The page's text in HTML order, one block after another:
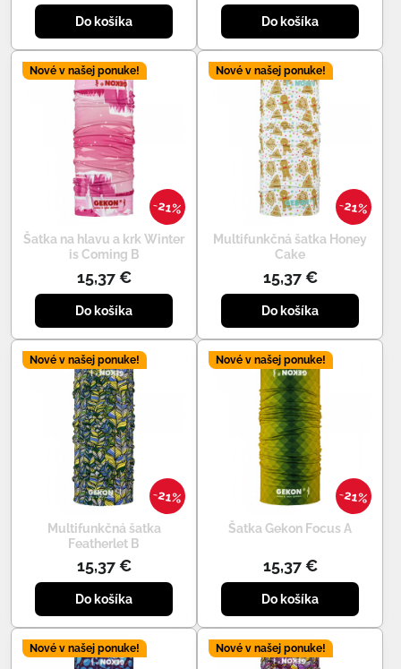
Do košíka Do košíka
21%
Nové v našej ponuke!
Šatka na hlavu a krk Winter
is Coming B
15,37 €
Do košíka
21%
Nové v našej ponuke!
Multifunkčná šatka Honey
Cake
15,37 €
Do košíka
21%
Nové v našej ponuke!
Multifunkčná šatka
Featherlet B
15,37 €
Do košíka
21%
Nové v našej ponuke!
Šatka Gekon Focus A
15,37 €
Do košíka
Nové v našej ponuke! Nové v našej ponuke!